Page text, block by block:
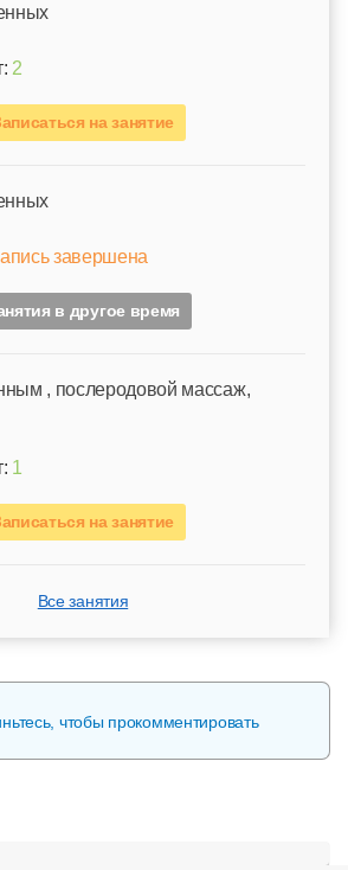
2
на занятие
завершена
в другое время
, послеродовой массаж,
1
на занятие
Все занятия
чтобы прокомментировать